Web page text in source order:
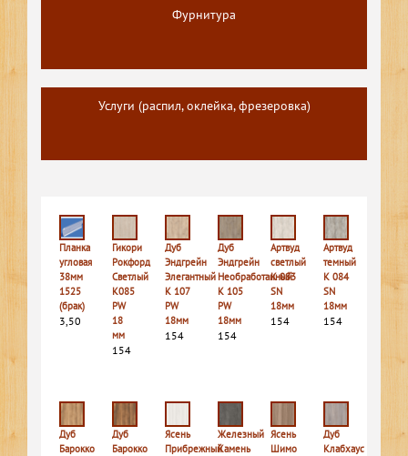
Фурнитура
Услуги (распил, оклейка, фрезеровка)
Планка
угловая
38мм
1525
(брак)
3,50
Гикори
Рокфорд
Светлый
K085
PW
18
мм
154
Дуб
Эндгрейн
Элегантный
K 107
PW
18мм
154
Дуб
Эндгрейн
Необработанный
K 105
PW
18мм
154
Артвуд
светлый
K 083
SN
18мм
154
Артвуд
темный
K 084
SN
18мм
154
Дуб
Барокко
Дуб
Барокко
Ясень
Прибрежный
Железный
Камень
Ясень
Шимо
Дуб
Клабхаус